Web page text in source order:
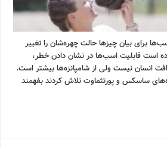
برای بیان چیزها حالت چهره‌شان را تغییر
است قابلیت اسب‌ها در نشان دادن خطر،
انسان نیست ولی از شامپانزه‌ها بیشتر است.
ساسکس و پورتثماوت تلاش کردند بفهمند